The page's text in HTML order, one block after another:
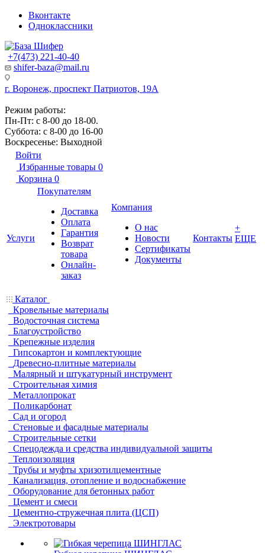
Вконтакте
Одноклассники
+7(473) 221-40-40
shifer-baza@mail.ru
г. Воронеж, проспект Патриотов, 19А
Режим работы:
Пн-Пт: с 8-00 до 18-00.
Суббота: с 8-00 до 16-00
Воскресенье: Выходной
Войти
Избранные товары 0
Корзина 0
Услуги
Покупателям
Доставка
Оплата
Гарантия
Возврат
товара
Онлайн-
заказ
Компания
О нас
Новости
Сертификаты
Документы
Контакты
+
ЕЩЕ
Каталог
Кровельные материалы
Водосточная система
Благоустройство
Крепежные изделия
Гипсокартон и комплектующие
Древесно-плитные материалы
Малярный и штукатурный инструмент
Строительная химия
Металлопрокат
Поликарбонат
Сад и огород
Стеновые и фасадные материалы
Строительные сетки
Спецодежда и средства индивидуальной защиты
Теплоизоляция
Трубы и муфты хризотилцементные
Канализация, отопление и водоснабжение
Оборудование для бетонных работ
Цемент и смеси
Цементно-стружечная плита (ЦСП)
Электротовары